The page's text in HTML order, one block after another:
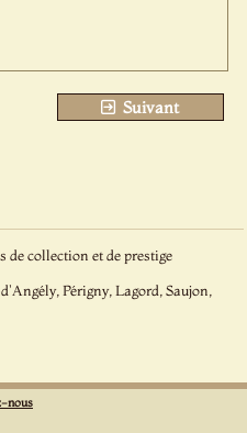
Suivant
collection et de prestige
Périgny, Lagord, Saujon,
nous